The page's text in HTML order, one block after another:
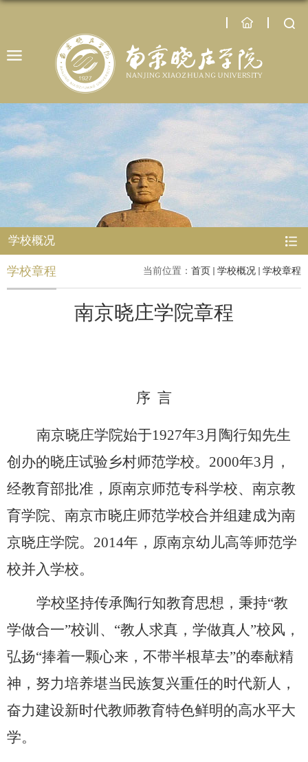
学校概况
当前位置： 首页 学校概况 学校章程
学校章程
南京晓庄学院章程
序 言
南京晓庄学院始于1927年3月陶行知先生
创办的晓庄试验乡村师范学校。 2000年3月，
经教育部批准，原南京师范专科学校、南京教
育学院、南京市晓庄师范学校合并组建成为南
京晓庄学院。 2014年，原南京幼儿高等师范学
校并入学校。
学校坚持传承陶行知教育思想，秉持“教
学做合一”校训、“教人求真，学做真人”校风，
弘扬“捧着一颗心来，不带半根草去”的奉献精
神，努力培养堪当民族复兴重任的时代新人，
奋力建设新时代教师教育特色鲜明的高水平大
学。